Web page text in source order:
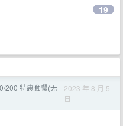
19
200 特惠套餐(无
2023 年 8 月 5
日